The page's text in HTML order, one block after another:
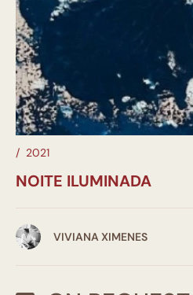
/ 2021
NOITE ILUMINADA
VIVIANA XIMENES